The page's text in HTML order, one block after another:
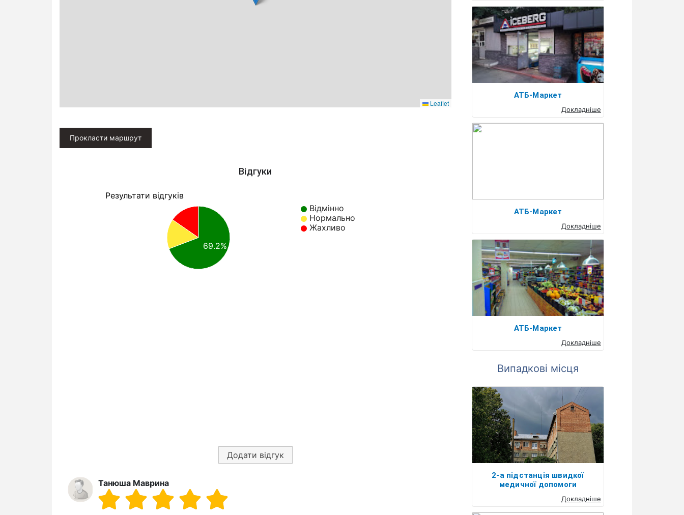
Leaflet
Прокласти маршрут
Відгуки
Результати відгуків
Відмінно
Нормально
Жахливо
69.2%
Додати відгук
Танюша Маврина
АТБ-Маркет
Докладніше
АТБ-Маркет
Докладніше
АТБ-Маркет
Докладніше
Випадкові місця
2-а підстанція швидкої
медичної допомоги
Докладніше